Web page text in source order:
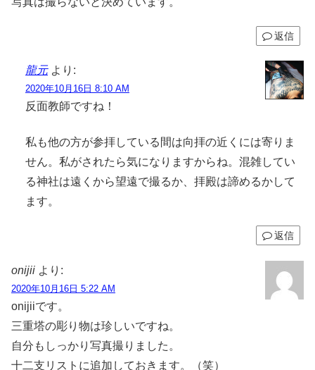
返信
龍元 より:
2020年10月16日 8:10 AM
反面教師ですね！
私も他の方が参拝している間は向拝の近くには寄りま
せん。私がされたら気になりますからね。混雑してい
る神社は遠くから望遠で撮るか、拝殿は諦めるかして
ます。
返信
onijii より:
2020年10月16日 5:22 AM
onijiiです。
三重塔の彫り物は珍しいですね。
自分もしっかり写真撮りました。
十二支リストに追加しておきます。（笑）